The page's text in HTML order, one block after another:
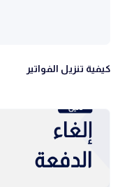
كيفية تنزيل الفواتير